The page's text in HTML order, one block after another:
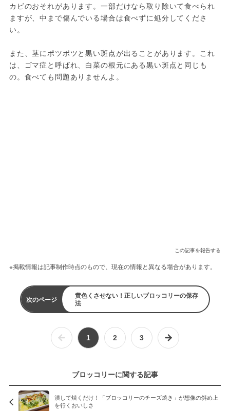
カビのおそれがあります。一部だけなら取り除いて食べられ
ますが、中まで傷んでいる場合は食べずに処分してくださ
い。
また、茎にポツポツと黒い斑点が出ることがあります。これ
は、ゴマ症と呼ばれ、白菜の根元にある黒い斑点と同じも
の。食べても問題ありませんよ。
この記事を報告する
※掲載情報は記事制作時点のもので、現在の情報と異なる場合があります。
次のページ
黄色くさせない！正しいブロッコリーの保存
法
1 2 3
ブロッコリーに関する記事
潰して焼くだけ！「ブロッコリーのチーズ焼き」が想像の斜め上
を行くおいしさ